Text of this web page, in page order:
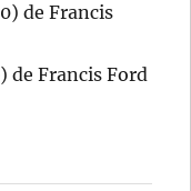
de Francis
de Francis Ford